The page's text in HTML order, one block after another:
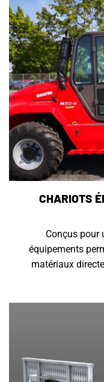
CHARIOTS
Conçus pour
équipements
matériaux